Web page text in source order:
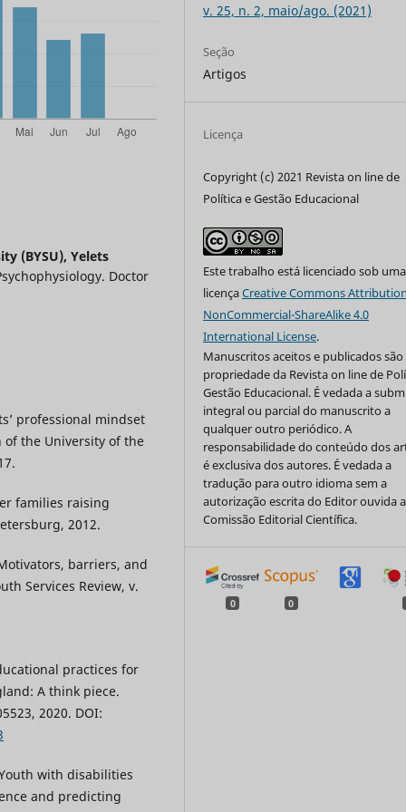
(BYSU), Yelets
Doctor
professional mindset
of the University of the
families raising
2012.
barriers, and
Services Review, v.
practices for
A think piece.
2020. DOI:
Youth with disabilities
and predicting
v. 25, n. 2, maio/ago. (2021)
Seção
Artigos
Licença
Copyright (c) 2021 Revista on line de
Política e Gestão Educacional
Este trabalho está licenciado sob uma
licençaCreative Commons
NonCommercial-ShareAlike 4.0
International License.
Manuscritos aceitos e publicados são
propriedade da Revista on line de
Gestão Educacional. É vedada a
integral ou parcial do manuscrito a
qualquer outro periódico. A
responsabilidade do conteúdo dos
é exclusiva dos autores. É vedada a
tradução para outro idioma sem a
autorização escrita do Editor ouvida a
Comissão Editorial Científica.
0 0